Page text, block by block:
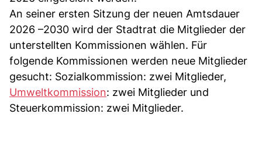
An seiner ersten Sitzung der neuen Amtsdauer
2026 –2030 wird der Stadtrat die Mitglieder der
unterstellten Kommissionen wählen. Für
folgende Kommissionen werden neue Mitglieder
gesucht: Sozialkommission: zwei Mitglieder,
Umweltkommission: zwei Mitglieder und
Steuerkommission: zwei Mitglieder.